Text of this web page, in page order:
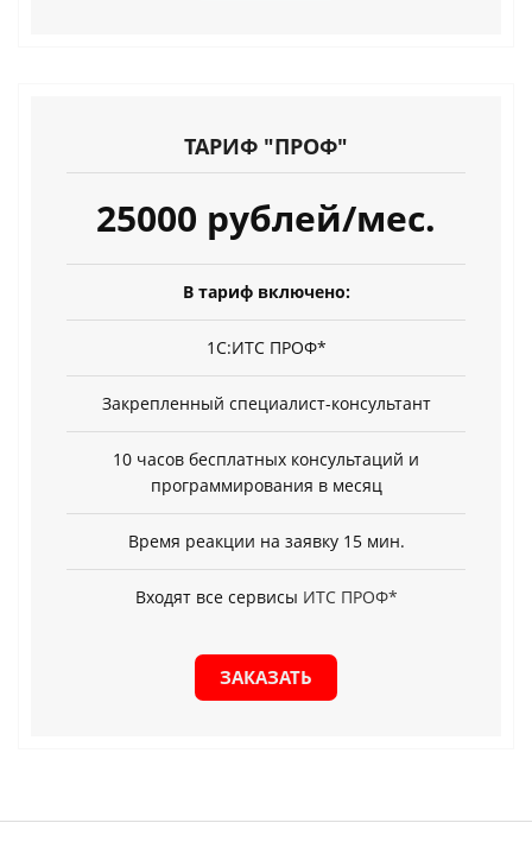
ТАРИФ "ПРОФ"
25000 рублей/мес.
В тариф включено:
1С:ИТС ПРОФ*
Закрепленный специалист-консультант
10 часов бесплатных консультаций и
программирования в месяц
Время реакции на заявку 15 мин.
Входят все сервисы ИТС ПРОФ*
ЗАКАЗАТЬ